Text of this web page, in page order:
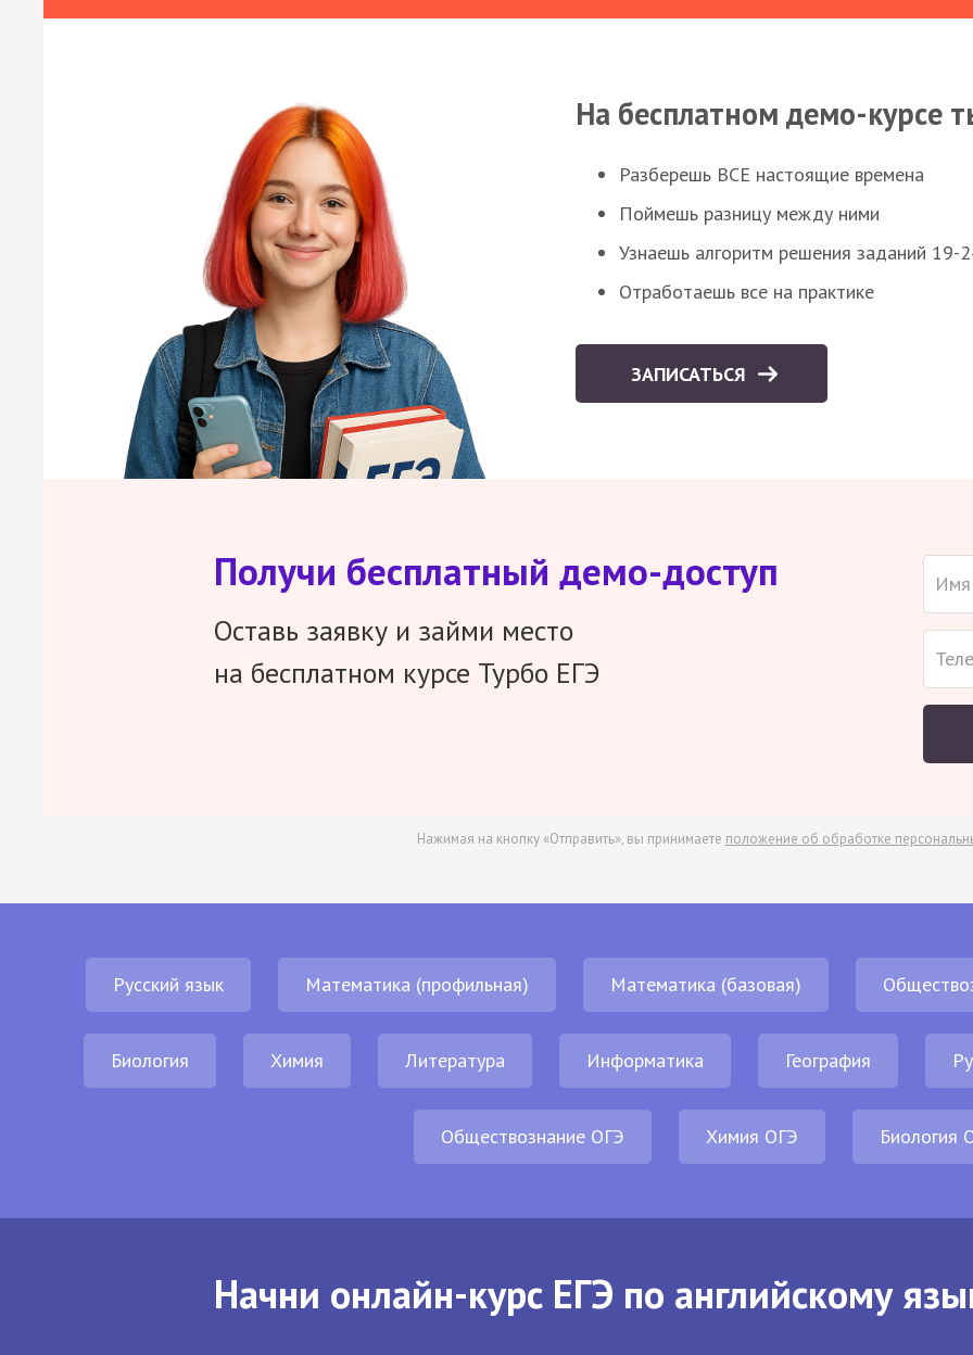
На бесплатном демо-курсе
Разберешь ВСЕ настоящие времена
Поймешь разницу между ними
Узнаешь алгоритм решения заданий 19-
Отработаешь все на практике
ЗАПИСАТЬСЯ
Получи бесплатный демо-доступ
Оставь заявку и займи место
на бесплатном курсе Турбо ЕГЭ
Нажимая на кнопку «Отправить», вы принимаете положение об обработке
Русский язык Математика (профильная) Математика (базовая)
Биология Химия Литература Информатика География
Обществознание ОГЭ Химия ОГЭ Биология
Начни онлайн-курс ЕГЭ по английскому